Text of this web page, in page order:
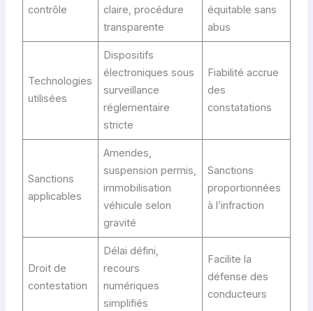
contrôle
claire, procédure
transparente
équitable sans
abus
Technologies
utilisées
Dispositifs
électroniques sous
surveillance
réglementaire
stricte
Fiabilité accrue
des
constatations
Sanctions
applicables
Amendes,
suspension permis,
immobilisation
véhicule selon
gravité
Sanctions
proportionnées
à l’infraction
Droit de
contestation
Délai défini,
recours
numériques
simplifiés
Facilite la
défense des
conducteurs